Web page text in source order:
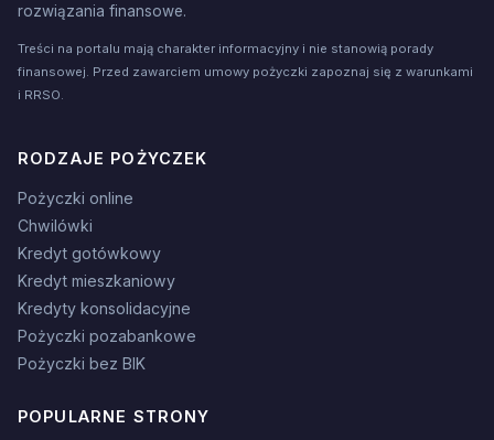
rozwiązania finansowe.
Treści na portalu mają charakter informacyjny i nie stanowią porady
finansowej. Przed zawarciem umowy pożyczki zapoznaj się z warunkami
i RRSO.
RODZAJE POŻYCZEK
Pożyczki online
Chwilówki
Kredyt gotówkowy
Kredyt mieszkaniowy
Kredyty konsolidacyjne
Pożyczki pozabankowe
Pożyczki bez BIK
POPULARNE STRONY